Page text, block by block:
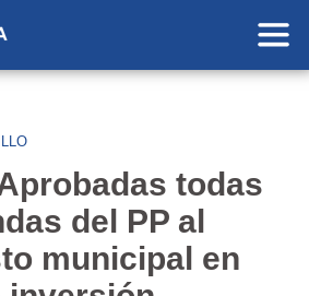
todas
del PP al
municipal en